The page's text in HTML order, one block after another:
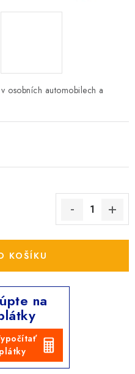
osobních automobilech a
KOŠÍKU
na